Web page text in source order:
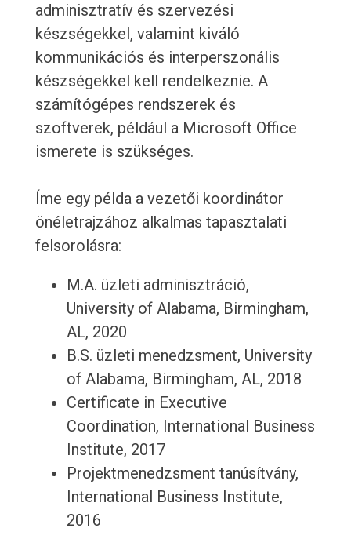
adminisztratív és szervezési
készségekkel, valamint kiváló
kommunikációs és interperszonális
készségekkel kell rendelkeznie. A
számítógépes rendszerek és
szoftverek, például a Microsoft Office
ismerete is szükséges.
Íme egy példa a vezetői koordinátor
önéletrajzához alkalmas tapasztalati
felsorolásra:
M.A. üzleti adminisztráció,
University of Alabama, Birmingham,
AL, 2020
B.S. üzleti menedzsment, University
of Alabama, Birmingham, AL, 2018
Certificate in Executive
Coordination, International Business
Institute, 2017
Projektmenedzsment tanúsítvány,
International Business Institute,
2016